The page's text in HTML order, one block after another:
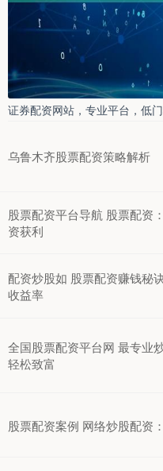
证券配资网站，专业平台，低
乌鲁木齐股票配资策略解析
股票配资平台导航 股票配资
资获利
配资炒股如 股票配资赚钱秘
收益率
全国股票配资平台网 最专业
轻松致富
股票配资案例 网络炒股配资